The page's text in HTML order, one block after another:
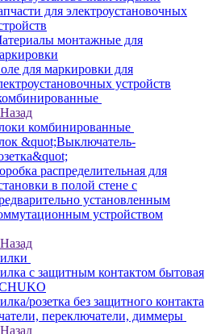
для электроустановочных
монтажные для
для маркировки для
устройств
Назад
комбинированные
&quot;Выключатель-
распределительная для
в полой стене с
установленным
устройством
Назад
с защитным контактом бытовая
розетка без защитного контакта
переключатели, диммеры
Назад